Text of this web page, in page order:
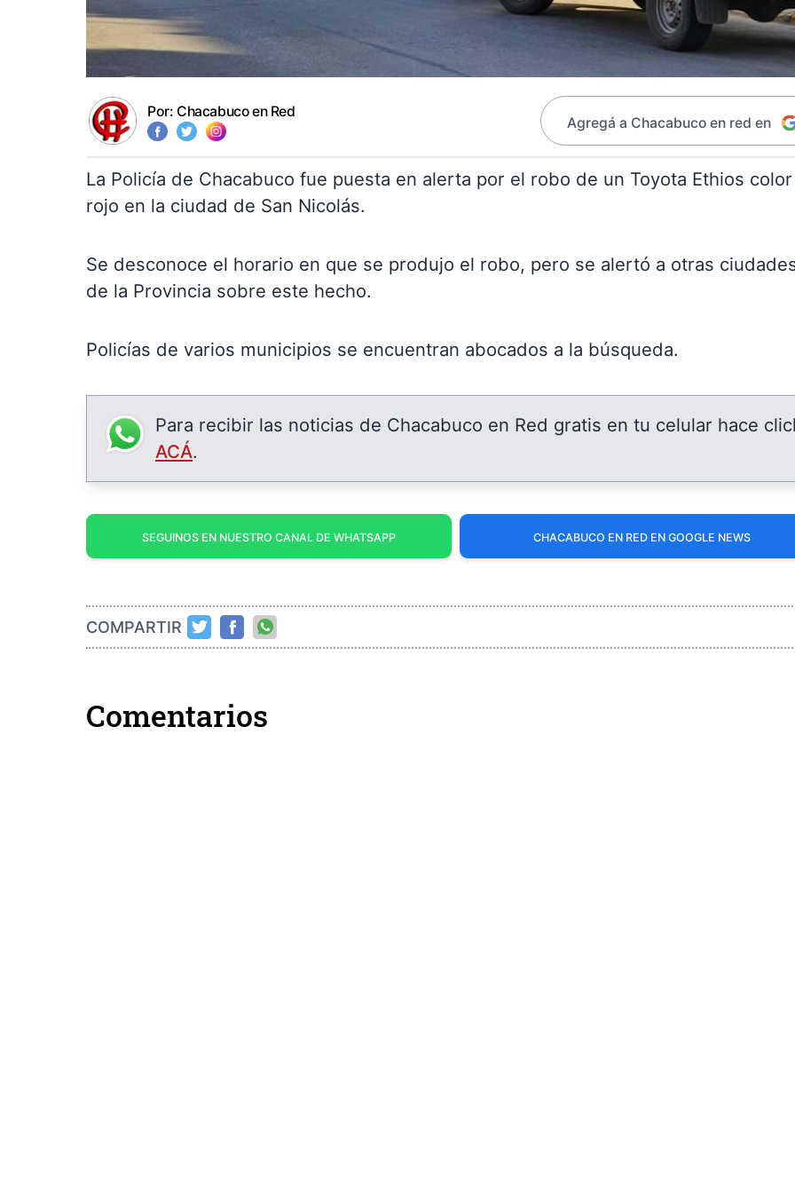
Por: Chacabuco en Red
Agregá a Chacabuco en red en
La Policía de Chacabuco fue puesta en alerta por el robo de un Toyota Ethios color
rojo en la ciudad de San Nicolás.
Se desconoce el horario en que se produjo el robo, pero se alertó a otras
de la Provincia sobre este hecho.
Policías de varios municipios se encuentran abocados a la búsqueda.
Para recibir las noticias de Chacabuco en Red gratis en tu celular hace
ACÁ.
SEGUINOS EN NUESTRO CANAL DE WHATSAPP CHACABUCO EN RED EN GOOGLE NEWS
COMPARTIR
Comentarios